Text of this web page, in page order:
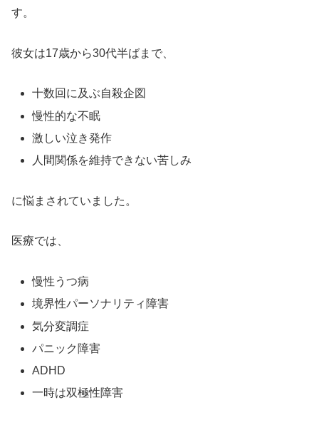
す。
彼女は17歳から30代半ばまで、
十数回に及ぶ自殺企図
慢性的な不眠
激しい泣き発作
人間関係を維持できない苦しみ
に悩まされていました。
医療では、
慢性うつ病
境界性パーソナリティ障害
気分変調症
パニック障害
ADHD
一時は双極性障害